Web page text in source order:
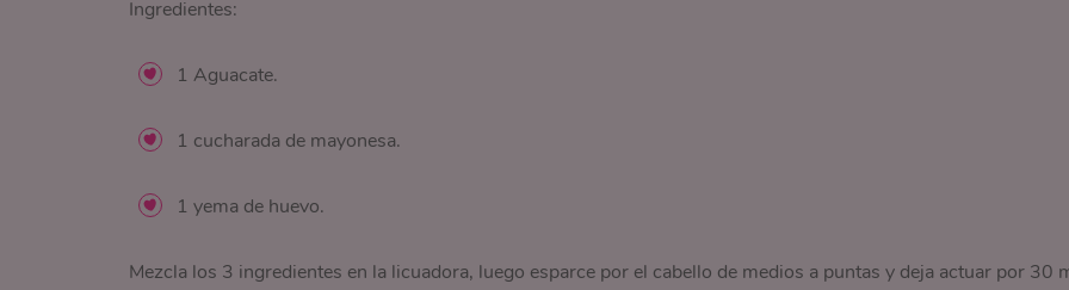
Ingredientes:
1 Aguacate.
1 cucharada de mayonesa.
1 yema de huevo.
Mezcla los 3 ingredientes en la licuadora, luego esparce por el cabello de medios a puntas y deja actuar por 30